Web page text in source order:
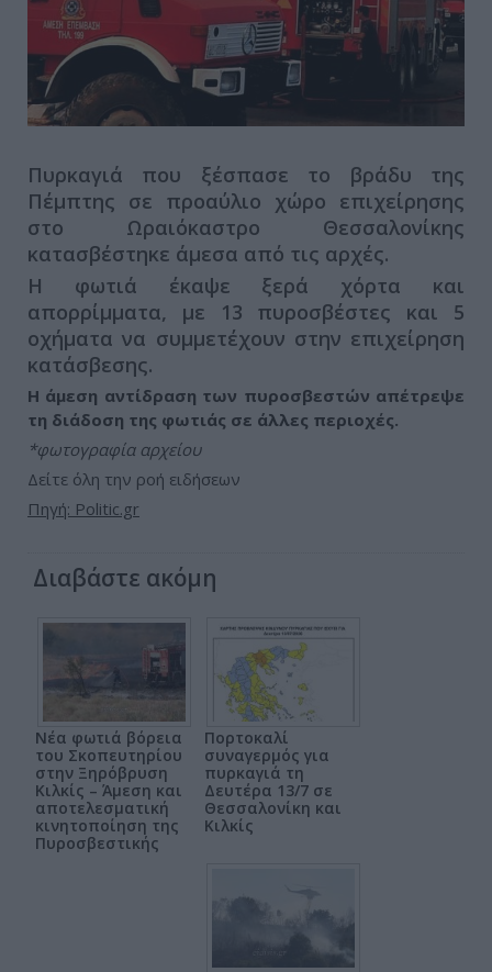
Πυρκαγιά που ξέσπασε το βράδυ της
Πέμπτης σε προαύλιο χώρο επιχείρησης
στο Ωραιόκαστρο Θεσσαλονίκης
κατασβέστηκε άμεσα από τις αρχές.
Η φωτιά έκαψε ξερά χόρτα και
απορρίμματα, με 13 πυροσβέστες και 5
οχήματα να συμμετέχουν στην επιχείρηση
κατάσβεσης.
Η άμεση αντίδραση των πυροσβεστών απέτρεψε
τη διάδοση της φωτιάς σε άλλες περιοχές.
*φωτογραφία αρχείου
Δείτε όλη την ροή ειδήσεων
Πηγή: Politic.gr
Διαβάστε ακόμη
Νέα φωτιά βόρεια
του Σκοπευτηρίου
στην Ξηρόβρυση
Κιλκίς – Άμεση και
αποτελεσματική
κινητοποίηση της
Πυροσβεστικής
Πορτοκαλί
συναγερμός για
πυρκαγιά τη
Δευτέρα 13/7 σε
Θεσσαλονίκη και
Κιλκίς